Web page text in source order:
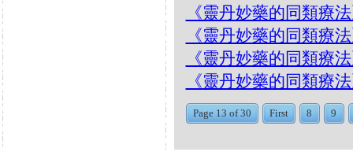
《靈丹妙藥的同類療
《靈丹妙藥的同類療
《靈丹妙藥的同類療
《靈丹妙藥的同類療
Page 13 of 30 First 8 9